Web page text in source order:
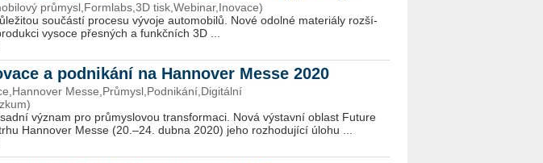
průmysl,Formlabs,3D tisk,Webinar,Inovace)
sou­čás­tí pro­ce­su vý­vo­je au­to­mo­bi­lů. Nové odol­né ma­te­ri­á­ly roz­ší­
vy­so­ce přes­ných a funkč­ních 3D ...
a podnikání na Hannover Messe 2020
Messe,Průmysl,Podnikání,Digitální
vý­znam pro prů­mys­lo­vou trans­for­ma­ci. Nová vý­stav­ní ob­last Fu­tu­re
Han­no­ver Messe (20.–24. dubna 2020) jeho roz­ho­du­jí­cí úlohu ...